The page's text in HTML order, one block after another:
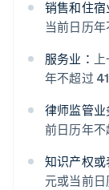
销售和住宿
当前日历
服务业：
年不超过
律师监管业
前日历年
知识产权或
元或当前